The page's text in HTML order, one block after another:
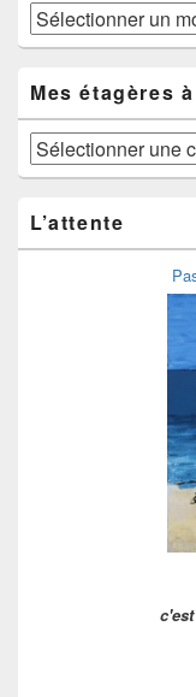
Au
fil
temps
Mes étagères
Mes
étagères
ranger
L’attente